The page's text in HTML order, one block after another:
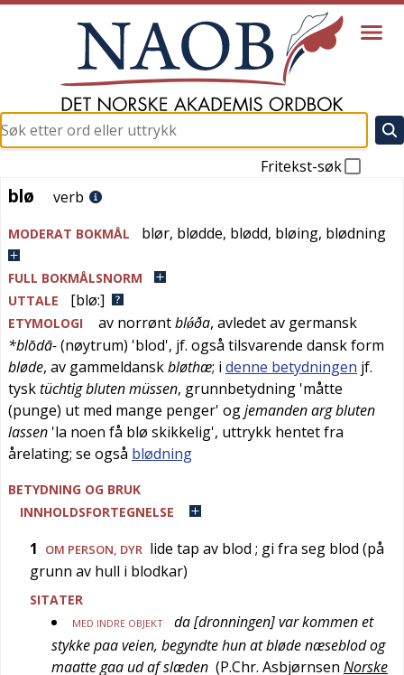
Fritekst-søk
blø
blø verb
MODERAT BOKMÅL blør, blødde, blødd, bløing, blødning
FULL BOKMÅLSNORM
UTTALE
[blø:]
ETYMOLOGI av norrøntblǿða, avledet av germansk
*blōdā-(nøytrum) 'blod', jf. også tilsvarende danskform
bløde, av gammeldanskbløthæ; i denne betydningen jf.
tysktüchtig bluten müssen, grunnbetydning 'måtte
(punge) ut med mange penger' ogjemanden arg bluten
lassen 'la noen få blø skikkelig', uttrykk hentet fra
årelating; se også blødning
BETYDNING OG BRUK
INNHOLDSFORTEGNELSE
1 OM PERSON, DYR lide tap av blod ; gi fra seg blod (på
grunn av hull i blodkar)
SITATER
MED INDRE OBJEKT
da [dronningen] var kommen et
stykke paa veien, begyndte hun at bløde næseblod og
maatte gaa ud af slæden (P.Chr. Asbjørnsen Norske